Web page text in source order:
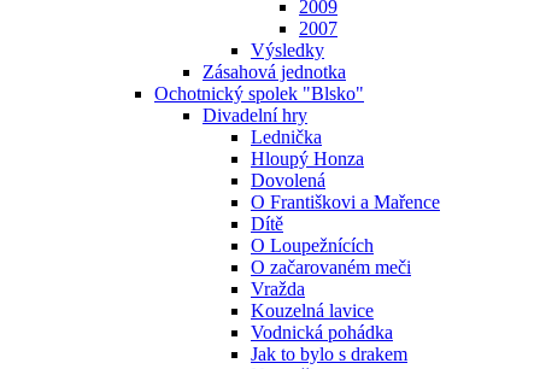
2009
2007
Výsledky
Zásahová jednotka
Ochotnický spolek "Blsko"
Divadelní hry
Lednička
Hloupý Honza
Dovolená
O Františkovi a Mařence
Dítě
O Loupežnících
O začarovaném meči
Vražda
Kouzelná lavice
Vodnická pohádka
Jak to bylo s drakem